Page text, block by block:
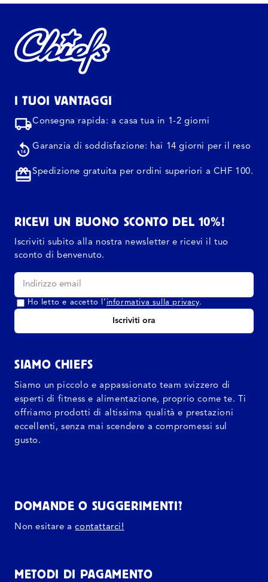
I TUOI VANTAGGI
Consegna rapida: a casa tua in 1-2 giorni
Garanzia di soddisfazione: hai 14 giorni per il reso
Spedizione gratuita per ordini superiori a CHF 100.
RICEVI UN BUONO SCONTO DEL 10%!
Iscriviti subito alla nostra newsletter e ricevi il tuo
sconto di benvenuto.
Ho letto e accetto l’ informativa sulla privacy.
Iscriviti ora
SIAMO CHIEFS
Siamo un piccolo e appassionato team svizzero di
esperti di fitness e alimentazione, proprio come te. Ti
offriamo prodotti di altissima qualità e prestazioni
eccellenti, senza mai scendere a compromessi sul
gusto.
DOMANDE O SUGGERIMENTI?
Non esitare acontattarci!
METODI DI PAGAMENTO